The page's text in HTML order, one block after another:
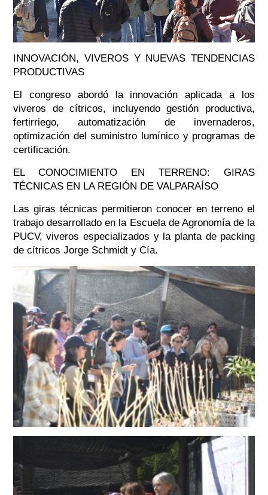
INNOVACIÓN, VIVEROS Y NUEVAS TENDENCIAS
PRODUCTIVAS
El congreso abordó la innovación aplicada a los
viveros de cítricos, incluyendo gestión productiva,
fertirriego, automatización de invernaderos,
optimización del suministro lumínico y programas de
certificación.
EL CONOCIMIENTO EN TERRENO: GIRAS
TÉCNICAS EN LA REGIÓN DE VALPARAÍSO
Las giras técnicas permitieron conocer en terreno el
trabajo desarrollado en la Escuela de Agronomía de la
PUCV, viveros especializados y la planta de packing
de cítricos Jorge Schmidt y Cía.